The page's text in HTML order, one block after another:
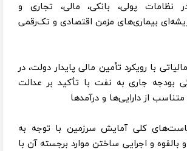
نظامات پولی، بانکی، مالی، تجاری و
بیماری‌های مزمن اقتصادی و تک‌رقمی
با رویکرد تأمین مالی پایدار دولت، در
بودجه جاری به نفت با تأکید بر عدالت
از دارایی‌ها و درآمدها
کلی آمایش سرزمین با توجه به
و اجرایی ساختن موارد برجسته آن با